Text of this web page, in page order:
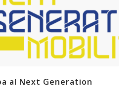
al Next Generation